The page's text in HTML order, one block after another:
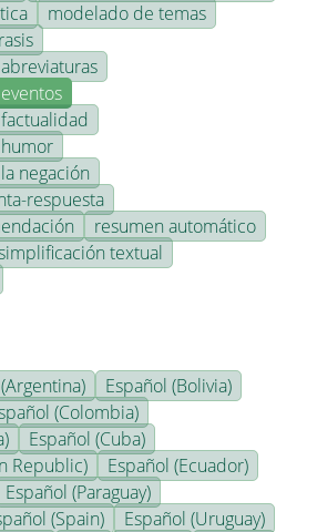
modelado de temas
negación
respuesta
resumen automático
textual
Español (Bolivia)
(Colombia)
Español (Cuba)
Republic)
Español (Ecuador)
Español (Paraguay)
(Spain)
Español (Uruguay)